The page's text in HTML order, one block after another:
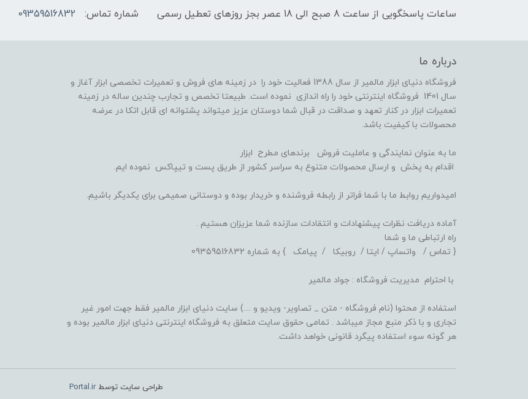
ساعات پاسخگویی از ساعت 8 صبح الی 18 عصر بجز روزهای تعطیل رسمی شماره تماس: 09359516832
درباره ما
فروشگاه دنیای ابزار مالمیر از سال 1388 فعالیت خود را در زمینه های فروش و تعمیرات تخصصی ابزار آغاز و
سال 1401 فروشگاه اینترنتی خود را راه اندازی نموده است. طبیعتا تخصص و تجارب چندین ساله در زمینه
تعمیرات ابزار در کنار تعهد و صداقت در قبال شما دوستان عزیز میتواند پشتوانه ای قابل اتکا در عرضه
محصولات با کیفیت باشد.
ما به عنوان نمایندگی و عاملیت فروش برندهای مطرح ابزار
اقدام به پخش و ارسال محصولات متنوع به سراسر کشور از طریق پست و تیپاکس نموده ایم.
امیدواریم روابط ما با شما فراتر از رابطه فروشنده و خریدار بوده و دوستانی صمیمی برای یکدیگر باشیم.
آماده دریافت نظرات پیشنهادات و انتقادات سازنده شما عزیزان هستیم .
راه ارتباطی ما و شما
{ تماس / واتساپ / ایتا / روبیکا / پیامک } به شماره 09359516832
با احترام مدیریت فروشگاه : جواد مالمیر
استفاده از محتوا (نام فروشگاه - متن _ تصاویر- ویدیو و ....) سایت دنیای ابزار مالمیر فقط جهت امور غیر
تجاری و با ذکر منبع مجاز میباشد . تمامی حقوق سایت متعلق به فروشگاه اینترنتی دنیای ابزار مالمیر بوده و
هر گونه سوء استفاده پیگرد قانونی خواهد داشت.
طراحی سایت توسطPortal.ir